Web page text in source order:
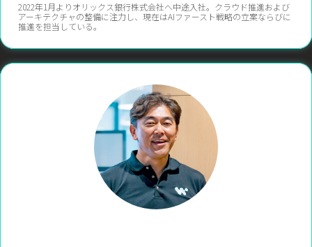
2022年1月よりオリックス銀行株式会社へ中途入社。クラウド推進および
アーキテクチャの整備に注力し、現在はAIファースト戦略の立案ならびに
推進を担当している。